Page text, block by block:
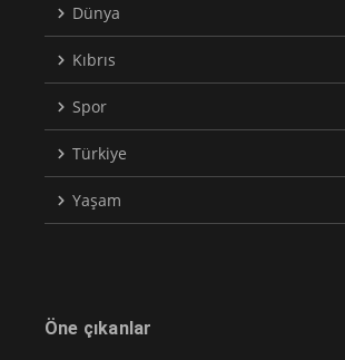
Dünya
Kıbrıs
Spor
Türkiye
Yaşam
Öne çıkanlar